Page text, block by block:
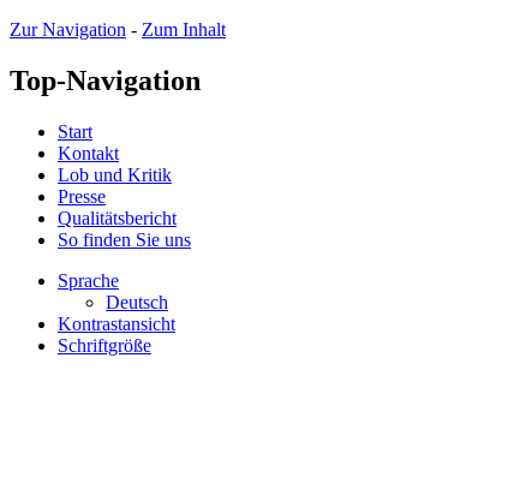
Zur Navigation - Zum Inhalt
Top-Navigation
Start
Kontakt
Lob und Kritik
Presse
Qualitätsbericht
So finden Sie uns
Sprache
Deutsch
Kontrastansicht
Schriftgröße